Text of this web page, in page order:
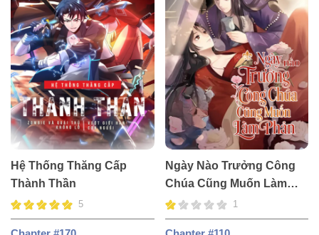
Hệ Thống Thăng Cấp
Thành Thần
5
Ngày Nào Trưởng Công
Chúa Cũng Muốn Làm
Phản
1